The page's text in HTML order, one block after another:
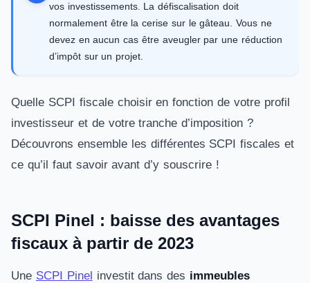
vos investissements. La défiscalisation doit
normalement être la cerise sur le gâteau. Vous ne
devez en aucun cas être aveugler par une réduction
d’impôt sur un projet.
Quelle SCPI fiscale choisir en fonction de votre profil
investisseur et de votre tranche d’imposition ?
Découvrons ensemble les différentes SCPI fiscales et
ce qu’il faut savoir avant d’y souscrire !
SCPI Pinel : baisse des avantages
fiscaux à partir de 2023
Une SCPI Pinel investit dans des immeubles